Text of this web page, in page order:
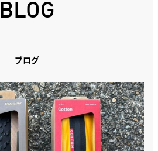
BLOG
ブログ